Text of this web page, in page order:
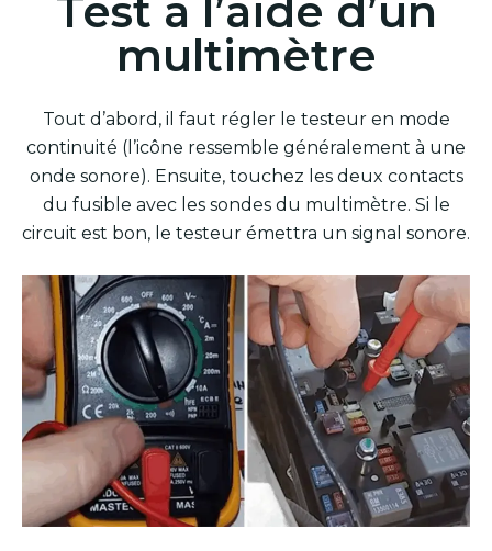
Test à l’aide d’un
multimètre
Tout d’abord, il faut régler le testeur en mode
continuité (l’icône ressemble généralement à une
onde sonore). Ensuite, touchez les deux contacts
du fusible avec les sondes du multimètre. Si le
circuit est bon, le testeur émettra un signal sonore.